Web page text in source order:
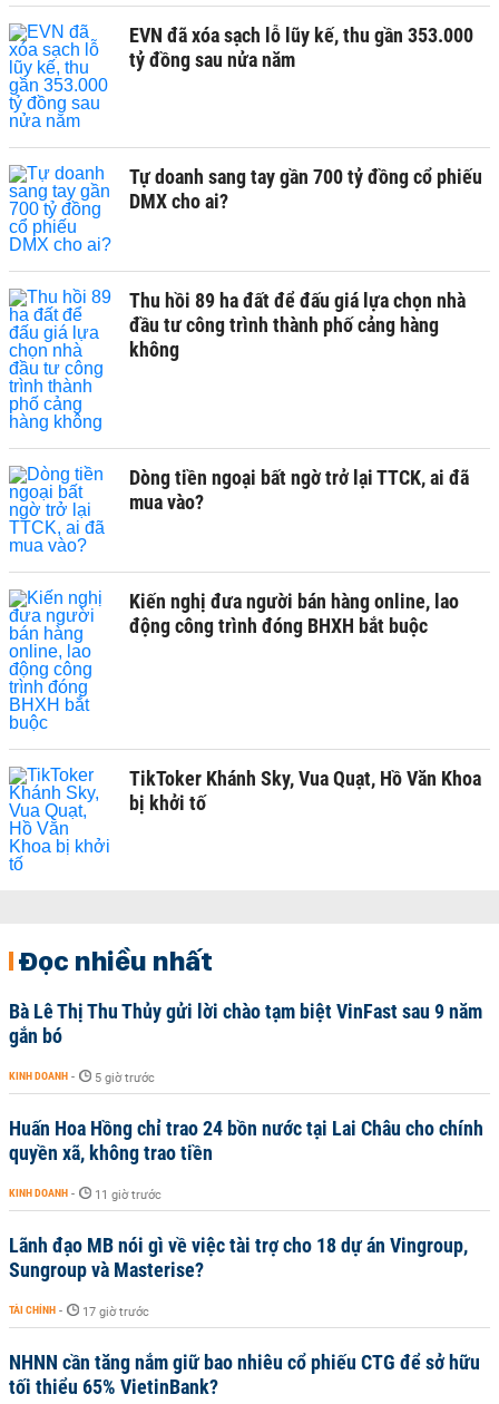
EVN đã xóa sạch lỗ lũy kế, thu gần 353.000
tỷ đồng sau nửa năm
Tự doanh sang tay gần 700 tỷ đồng cổ phiếu
DMX cho ai?
Thu hồi 89 ha đất để đấu giá lựa chọn nhà
đầu tư công trình thành phố cảng hàng
không
Dòng tiền ngoại bất ngờ trở lại TTCK, ai đã
mua vào?
Kiến nghị đưa người bán hàng online, lao
động công trình đóng BHXH bắt buộc
TikToker Khánh Sky, Vua Quạt, Hồ Văn Khoa
bị khởi tố
Đọc nhiều nhất
Bà Lê Thị Thu Thủy gửi lời chào tạm biệt VinFast sau 9 năm
gắn bó
KINH DOANH - 5 giờ trước
Huấn Hoa Hồng chỉ trao 24 bồn nước tại Lai Châu cho chính
quyền xã, không trao tiền
KINH DOANH - 11 giờ trước
Lãnh đạo MB nói gì về việc tài trợ cho 18 dự án Vingroup,
Sungroup và Masterise?
TÀI CHÍNH - 17 giờ trước
NHNN cần tăng nắm giữ bao nhiêu cổ phiếu CTG để sở hữu
tối thiểu 65% VietinBank?